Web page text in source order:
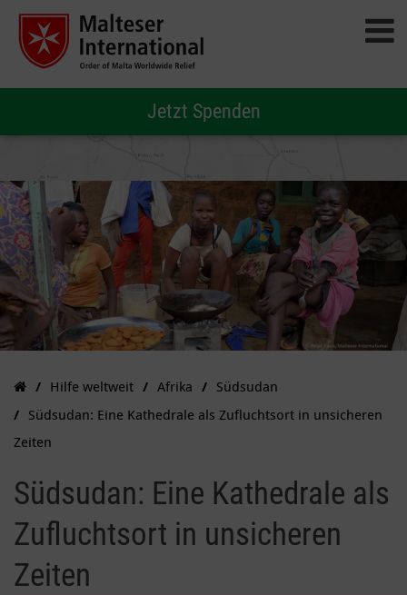
Jetzt Spenden
Hilfe weltweit Afrika
Südsudan
Südsudan: Eine Kathedrale als Zufluchtsort in unsicheren
Zeiten
Südsudan: Eine Kathedrale als
Zufluchtsort in unsicheren
Zeiten